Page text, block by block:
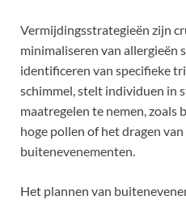
Vermijdingsstrategieën zijn
minimaliseren van allergieën
identificeren van specifieke
schimmel, stelt individuen in
maatregelen te nemen, zoals
hoge pollen of het dragen
buitenevenementen.
Het plannen van